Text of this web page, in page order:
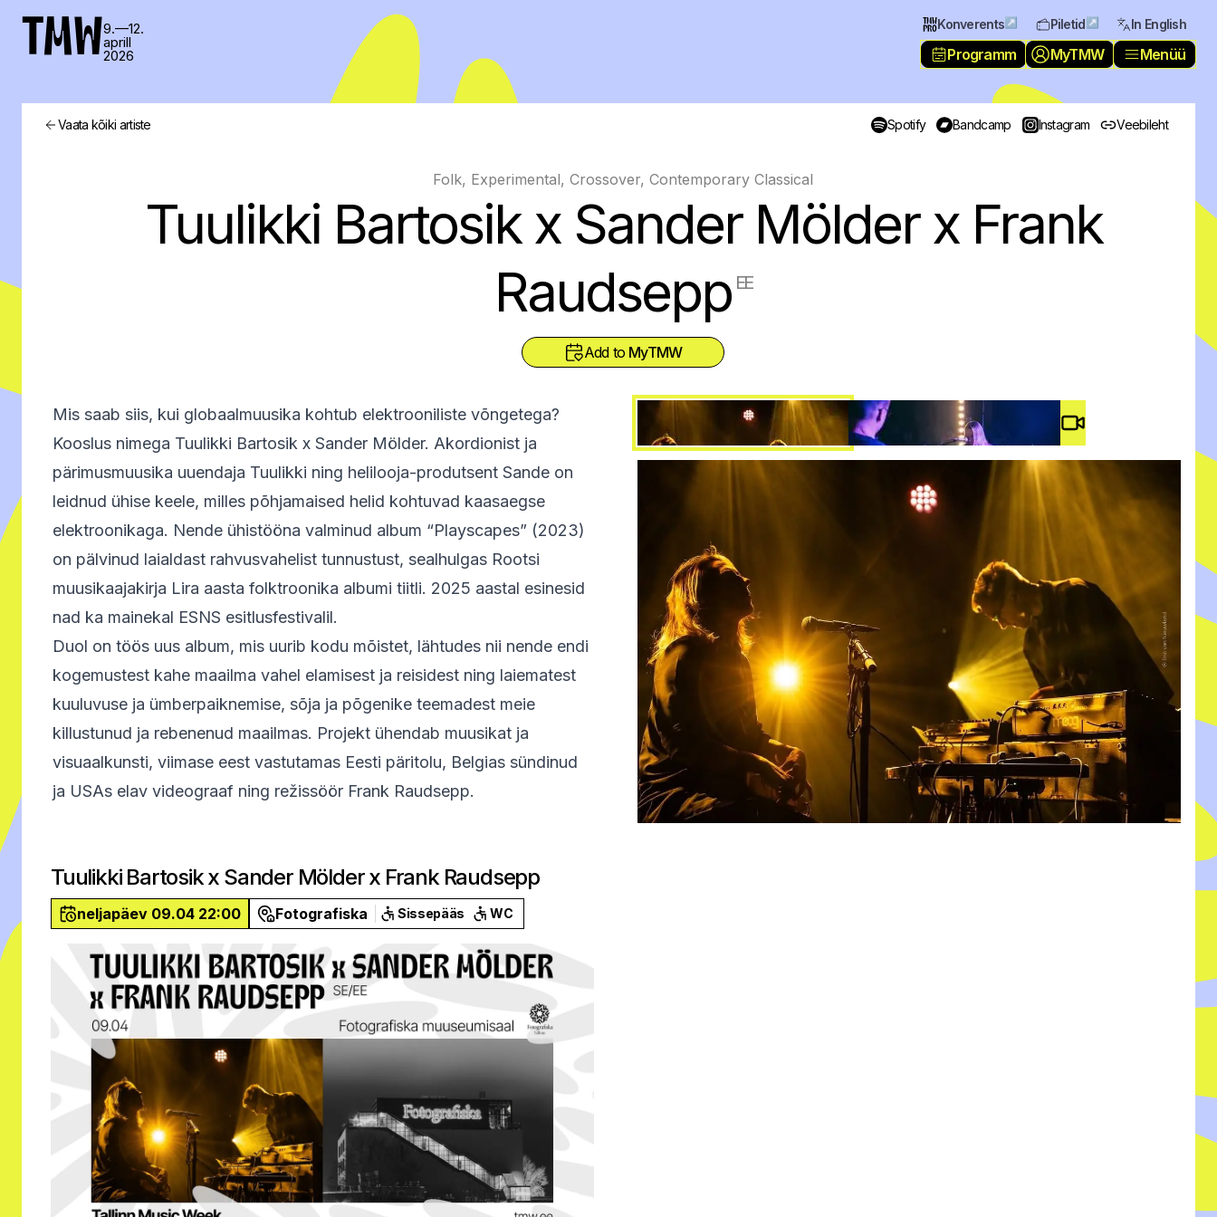
TMW9.—12.
aprill
2026
Konverents ↗ Piletid ↗ In English
Programm MyTMW Menüü
Vaata kõiki artiste Spotify Bandcamp Instagram Veebileht
Folk, Experimental, Crossover, Contemporary Classical
Tuulikki Bartosik x Sander Mölder x Frank
Raudsepp EE
Add to MyTMW
Mis saab siis, kui globaalmuusika kohtub elektrooniliste võngetega?
Kooslus nimega Tuulikki Bartosik x Sander Mölder. Akordionist ja
pärimusmuusika uuendaja Tuulikki ning helilooja-produtsent Sande on
leidnud ühise keele, milles põhjamaised helid kohtuvad kaasaegse
elektroonikaga. Nende ühistööna valminud album “Playscapes” (2023)
on pälvinud laialdast rahvusvahelist tunnustust, sealhulgas Rootsi
muusikaajakirja Lira aasta folktroonika albumi tiitli. 2025 aastal esinesid
nad ka mainekal ESNS esitlusfestivalil.
Duol on töös uus album, mis uurib kodu mõistet, lähtudes nii nende endi
kogemustest kahe maailma vahel elamisest ja reisidest ning laiematest
kuuluvuse ja ümberpaiknemise, sõja ja põgenike teemadest meie
killustunud ja rebenenud maailmas. Projekt ühendab muusikat ja
visuaalkunsti, viimase eest vastutamas Eesti päritolu, Belgias sündinud
ja USAs elav videograaf ning režissöör Frank Raudsepp.
Tuulikki Bartosik x Sander Mölder x Frank Raudsepp
neljapäev 09.04 22:00 Fotografiska Sissepääs WC
Video #